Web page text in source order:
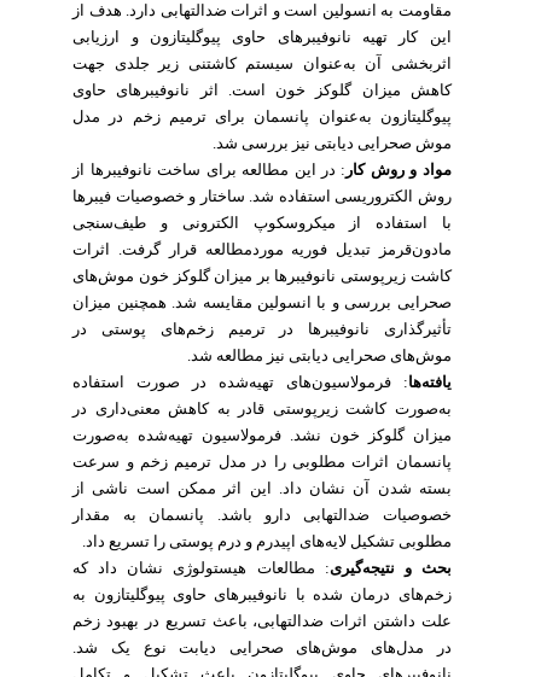
مقاومت به انسولین است و اثرات ضدالتهابی دارد. هدف از
این کار تهیه نانوفیبرهای حاوی پیوگلیتازون و ارزیابی
اثربخشی آن به‌عنوان سیستم کاشتنی زیر جلدی جهت
کاهش میزان گلوکز خون است. اثر نانوفیبرهای حاوی
پیوگلیتازون به‌عنوان پانسمان برای ترمیم زخم در مدل
موش صحرایی دیابتی نیز بررسی شد.
مواد و روش کار: در این مطالعه برای ساخت نانوفیبرها از
روش الکتروریسی استفاده شد. ساختار و خصوصیات فیبرها
با استفاده از میکروسکوپ الکترونی و طیف‌سنجی
مادون‌قرمز تبدیل فوریه موردمطالعه قرار گرفت. اثرات
کاشت زیرپوستی نانوفیبرها بر میزان گلوکز خون موش‌های
صحرایی بررسی و با انسولین مقایسه شد. همچنین میزان
تأثیرگذاری نانوفیبرها در ترمیم زخم‌های پوستی در
موش‌های صحرایی دیابتی نیز مطالعه شد.
یافته‌ها: فرمولاسیون‌های تهیه‌شده در صورت استفاده
به‌صورت کاشت زیرپوستی قادر به کاهش معنی‌داری در
میزان گلوکز خون نشد. فرمولاسیون تهیه‌شده به‌صورت
پانسمان اثرات مطلوبی را در مدل ترمیم زخم و سرعت
بسته شدن آن نشان داد. این اثر ممکن است ناشی از
خصوصیات ضدالتهابی دارو باشد. پانسمان به مقدار
مطلوبی تشکیل لایه‌های اپیدرم و درم پوستی را تسریع داد.
بحث و نتیجه‌گیری : مطالعات هیستولوژی نشان داد که
زخم‌های درمان شده با نانوفیبرهای حاوی پیوگلیتازون به
علت داشتن اثرات ضدالتهابی، باعث تسریع در بهبود زخم
در مدل‌های موش‌های صحرایی دیابت نوع یک شد.